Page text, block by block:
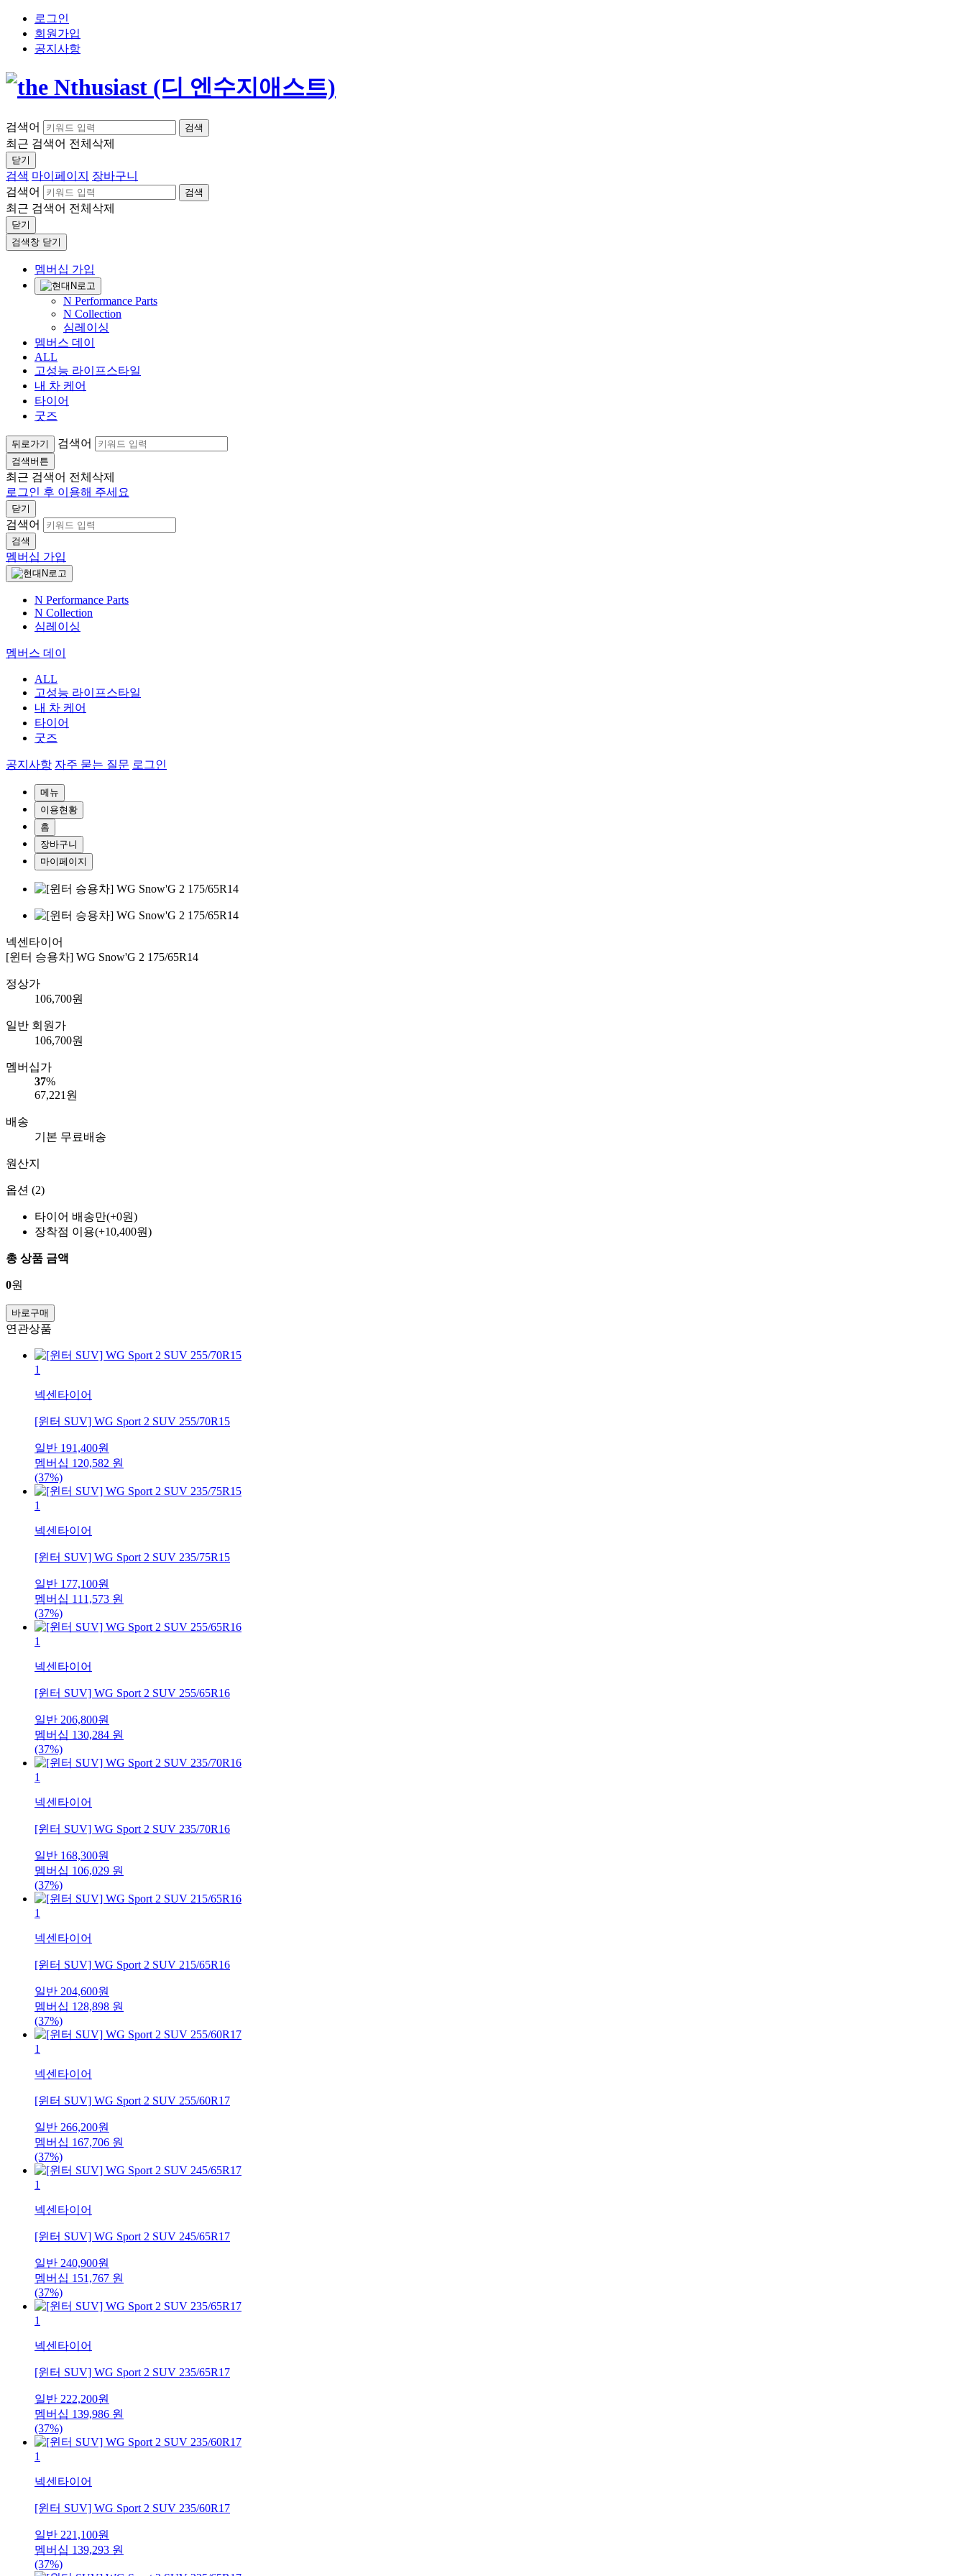
로그인
회원가입
공지사항
검색어 검색
최근 검색어 전체삭제
닫기
검색 마이페이지
장바구니
검색어
검색
최근 검색어 전체삭제
닫기
검색창 닫기
멤버십 가입
N Performance Parts
N Collection
심레이싱
멤버스 데이
ALL
고성능 라이프스타일
내 차 케어
타이어
굿즈
뒤로가기 검색어
검색버튼
최근 검색어 전체삭제
로그인 후 이용해 주세요
닫기
검색어
검색
멤버십 가입
N Performance Parts
N Collection
심레이싱
멤버스 데이
ALL
고성능 라이프스타일
내 차 케어
타이어
굿즈
공지사항 자주 묻는 질문 로그인
메뉴
이용현황
홈
장바구니
마이페이지
넥센타이어
[윈터 승용차] WG Snow'G 2 175/65R14
정상가
106,700원
일반 회원가
106,700원
멤버십가
37%
67,221 원
배송
기본 무료배송
원산지
옵션 (2)
타이어 배송만(+0원)
장착점 이용(+10,400원)
총 상품 금액
0원
바로구매
연관상품
1
넥센타이어
[윈터 SUV] WG Sport 2 SUV 255/70R15
일반 191,400원
멤버십 120,582 원
(37%)
1
넥센타이어
[윈터 SUV] WG Sport 2 SUV 235/75R15
일반 177,100원
멤버십 111,573 원
(37%)
1
넥센타이어
[윈터 SUV] WG Sport 2 SUV 255/65R16
일반 206,800원
멤버십 130,284 원
(37%)
1
넥센타이어
[윈터 SUV] WG Sport 2 SUV 235/70R16
일반 168,300원
멤버십 106,029 원
(37%)
1
넥센타이어
[윈터 SUV] WG Sport 2 SUV 215/65R16
일반 204,600원
멤버십 128,898 원
(37%)
1
넥센타이어
[윈터 SUV] WG Sport 2 SUV 255/60R17
일반 266,200원
멤버십 167,706 원
(37%)
1
넥센타이어
[윈터 SUV] WG Sport 2 SUV 245/65R17
일반 240,900원
멤버십 151,767 원
(37%)
1
넥센타이어
[윈터 SUV] WG Sport 2 SUV 235/65R17
일반 222,200원
멤버십 139,986 원
(37%)
1
넥센타이어
[윈터 SUV] WG Sport 2 SUV 235/60R17
일반 221,100원
멤버십 139,293 원
(37%)